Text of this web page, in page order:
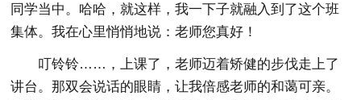
同学当中。哈哈，就这样，我一下子就融入到了这个班
集体。我在心里悄悄地说：老师您真好！
叮铃铃……，上课了，老师迈着矫健的步伐走上了
讲台。那双会说话的眼睛，让我倍感老师的和蔼可亲。